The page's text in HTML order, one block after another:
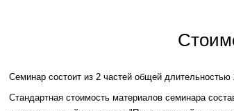
Семинар состоит из 2 частей общей
Стандартная стоимость материалов семинара